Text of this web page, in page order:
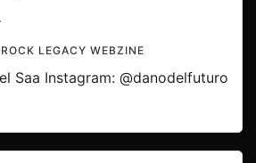
ROCK LEGACY WEBZINE
Saa Instagram: @danodelfuturo